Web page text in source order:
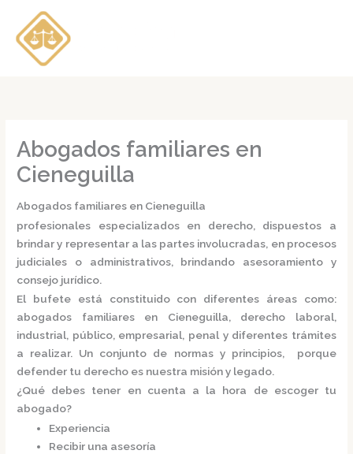
contenido
Abogados familiares en
Cieneguilla
Abogados familiares en Cieneguilla
profesionales especializados en derecho, dispuestos a
brindar y representar a las partes involucradas, en procesos
judiciales o administrativos, brindando asesoramiento y
consejo jurídico.
El bufete está constituido con diferentes áreas como:
abogados familiares en Cieneguilla,
derecho laboral,
industrial, público, empresarial, penal y diferentes trámites
a realizar. Un conjunto de normas y principios, porque
defender tu derecho es nuestra misión y legado.
¿Qué debes tener en cuenta a la hora de escoger tu
abogado?
Experiencia
Recibir una asesoría